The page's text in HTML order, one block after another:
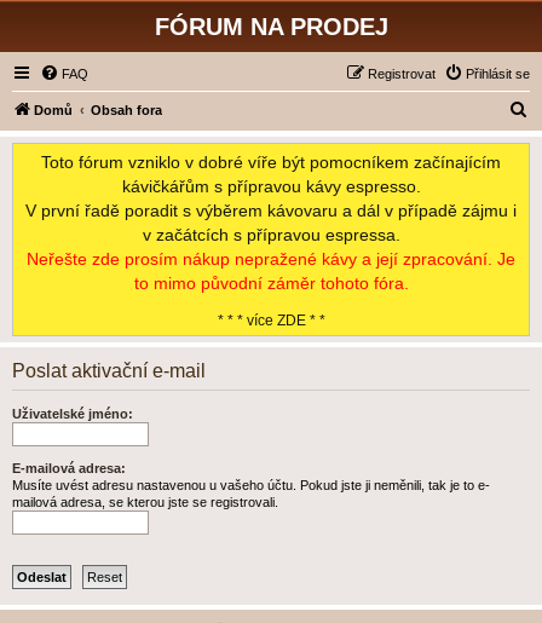
FÓRUM NA PRODEJ
FAQ Přihlásit se
Registrovat
Domů Obsah fora
l
Toto fórum vzniklo v dobré víře být pomocníkem začínajícím
kávičkářům s přípravou kávy espresso.
V první řadě poradit s výběrem kávovaru a dál v případě zájmu i
v začátcích s přípravou espressa.
Neřešte zde prosím nákup nepražené kávy a její zpracování. Je
to mimo původní záměr tohoto fóra.
* * * více ZDE * *
Poslat aktivační e-mail
Uživatelské jméno:
E-mailová adresa:
Musíte uvést adresu nastavenou u vašeho účtu. Pokud jste ji neměnili, tak je to e-
mailová adresa, se kterou jste se registrovali.